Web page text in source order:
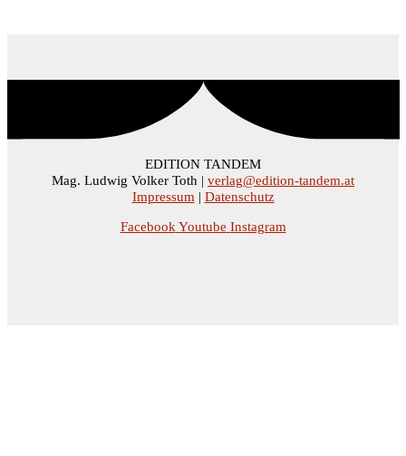
EDITION TANDEM
Mag. Ludwig Volker Toth | verlag@edition-tandem.at
Impressum | Datenschutz
Facebook Youtube Instagram